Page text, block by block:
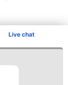
Live chat